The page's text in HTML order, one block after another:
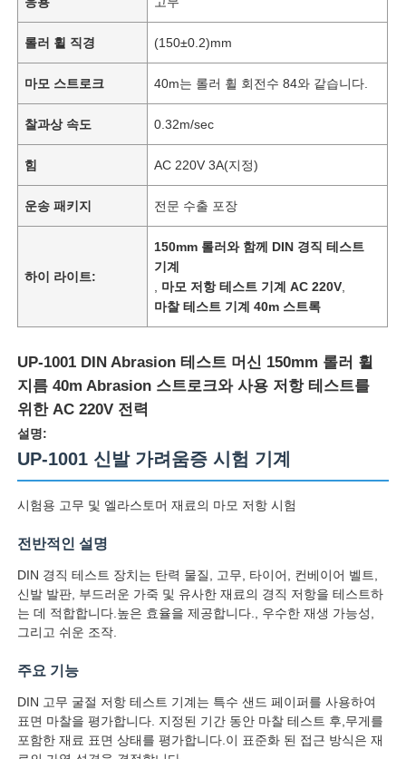
홈
제품 소개
회사 소개
롤러 휠 직경 (150±0.2)mm
마모 스트로크 40m는 롤러 휠 회전수 84와 같습니다.
찰과상 속도 0.32m/sec
힘 AC 220V 3A(지정)
운송 패키지 전문 수출 포장
하이 라이트:
150mm 롤러와 함께 DIN 경직 테스트
기계
마모 저항 테스트 기계 AC 220V
마찰 테스트 기계 40m 스트록
UP-1001 DIN Abrasion 테스트 머신 150mm 롤러 휠
지름 40m Abrasion 스트로크와 사용 저항 테스트를
위한 AC 220V 전력
설명:
UP-1001 신발 가려움증 시험 기계
시험용 고무 및 엘라스토머 재료의 마모 저항 시험
전반적인 설명
DIN 경직 테스트 장치는 탄력 물질, 고무, 타이어, 컨베이어 벨트,
신발 발판, 부드러운 가죽 및 유사한 재료의 경직 저항을 테스트하
는 데 적합합니다.높은 효율을 제공합니다., 우수한 재생 가능성,
그리고 쉬운 조작.
주요 기능
DIN 고무 굴절 저항 테스트 기계는 특수 샌드 페이퍼를 사용하여
표면 마찰을 평가합니다. 지정된 기간 동안 마찰 테스트 후,무게를
포함한 재료 표면 상태를 평가합니다.이 표준화 된 접근 방식은 재